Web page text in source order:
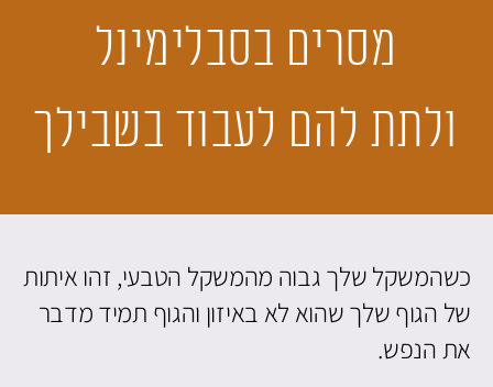
מסרים בסבלימינל
ולתת להם לעבוד בשבילך
כשהמשקל שלך גבוה מהמשקל הטבעי, זהו איתות
של הגוף שלך שהוא לא באיזון והגוף תמיד מדבר
את הנפש.